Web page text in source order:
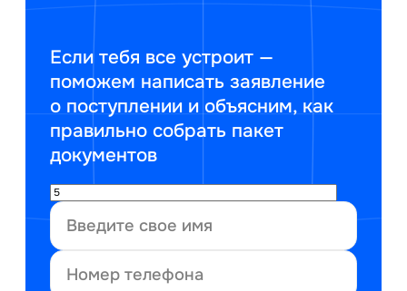
Если тебя все устроит —
поможем написать заявление
о поступлении и объясним, как
правильно собрать пакет
документов